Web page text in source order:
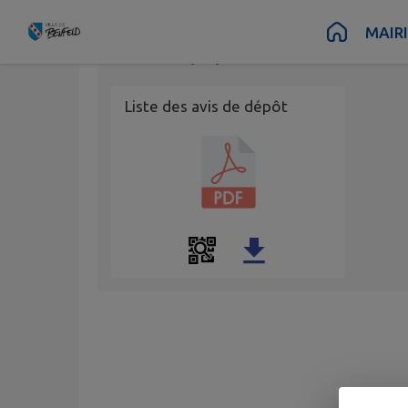
Contenu Pied de page
Liste des avis de dépôt